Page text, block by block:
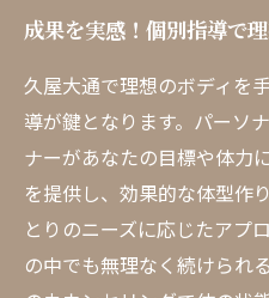
成果を実感！個別指導で
久屋大通で理想のボディを
導が鍵となります。パーソ
ナーがあなたの目標や体力
を提供し、効果的な体型作
とりのニーズに応じたアプ
の中でも無理なく続けられ